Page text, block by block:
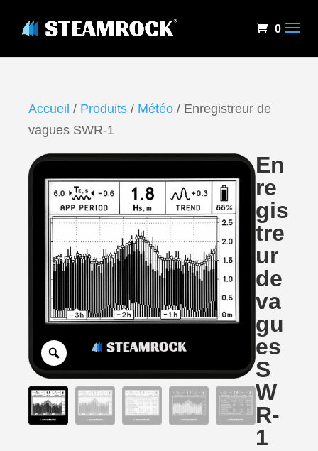
0
Accueil / Produits / Météo / Enregistreur de
vagues SWR-1
En
re
gis
tre
ur
de
va
gu
es
S
W
R-
1